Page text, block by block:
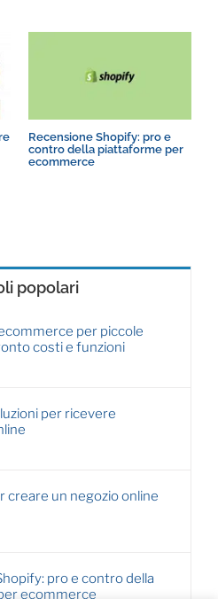
Recensione Shopify: pro e
contro della piattaforme per
ecommerce
popolari
per piccole
costi e funzioni
per ricevere
creare un negozio online
pro e contro della
ecommerce